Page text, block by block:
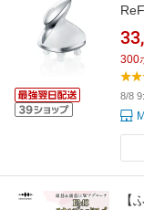
頭
ス
ン
300
8/8
【